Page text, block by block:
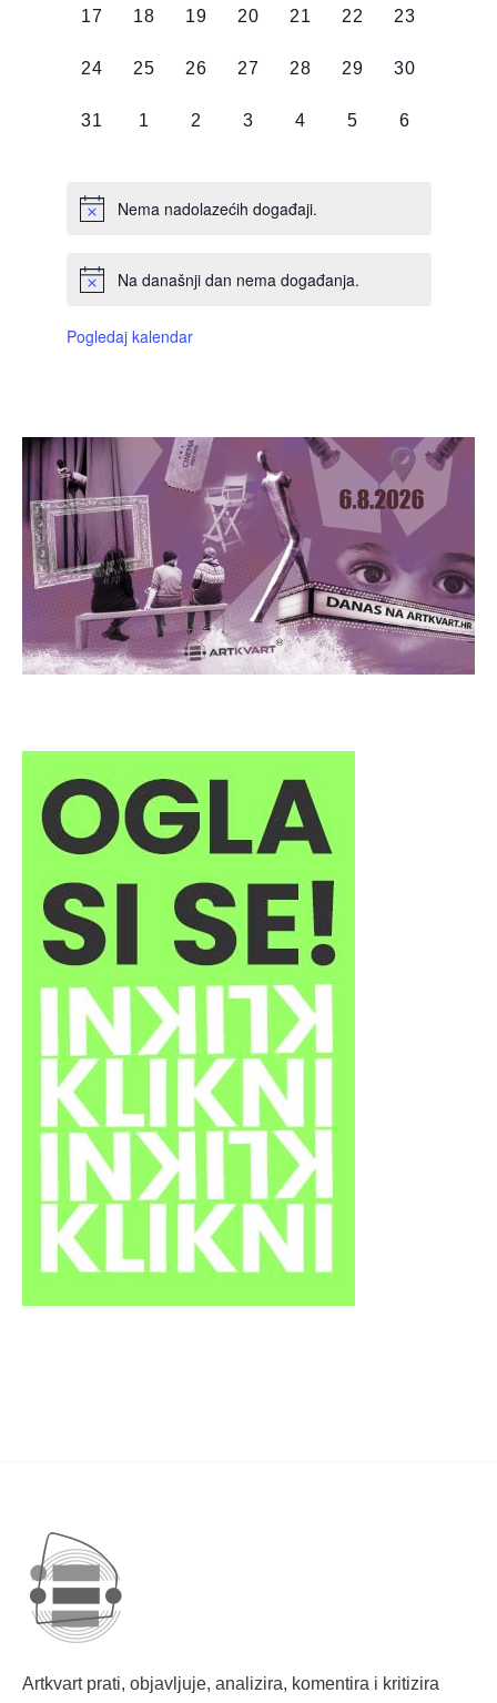
0
17
0
18
0
19
0
20
0
21
0
22
0
23
0
24
0
25
0
26
0
27
0
28
0
29
0
30
0
31
0
1
0
2
0
3
0
4
0
5
0
6
Nema nadolazećih događaji.
Na današnji dan nema događanja.
Pogledaj kalendar
Artkvart prati, objavljuje, analizira, komentira i kritizira